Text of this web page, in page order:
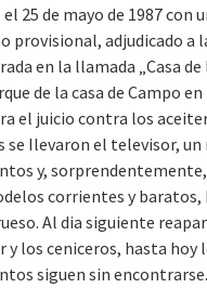
25 de mayo de 1987 con
provisional, adjudicado a
en la llamada „Casa
de la casa de Campo
el juicio contra los
se Ilevaron el televisor,
y,
corrientes y baratos,
Al dia siguiente
y los ceniceros, hasta hoy
siguen sin